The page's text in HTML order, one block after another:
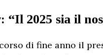
“Il 2025 sia il
di fine anno il